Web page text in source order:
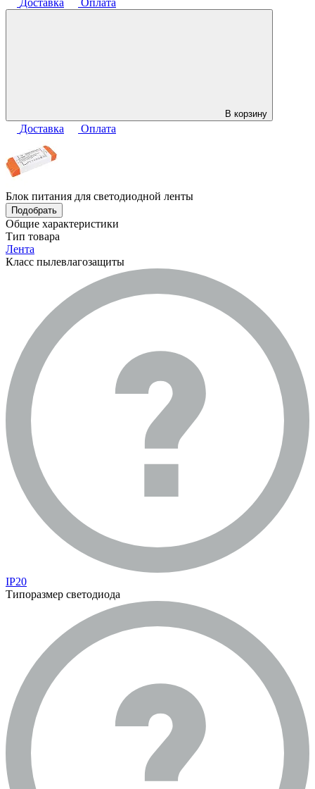
Доставка
Оплата
В корзину
Доставка Оплата
Блок питания для светодиодной ленты
Подобрать
Общие характеристики
Тип товара
Лента
Класс пылевлагозащиты
IP20
Типоразмер светодиода